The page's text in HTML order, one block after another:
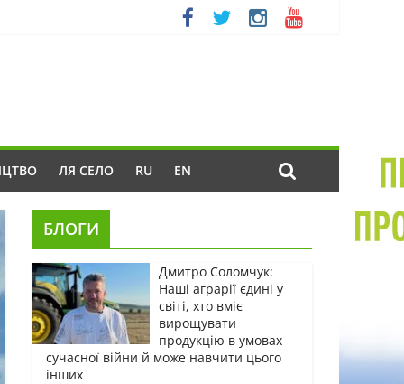
ЛЯ СЕЛО RU EN
БЛОГИ
Дмитро Соломчук:
Наші аграрії єдині у
світі, хто вміє
вирощувати
продукцію в умовах
сучасної війни й може навчити цього
інших